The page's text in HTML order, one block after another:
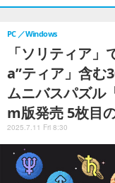
「ソリティア
a”ティア」含む
ムニバスパズ
m版発売 5枚目
PC Windows
2025.7.11 Fri 8:30